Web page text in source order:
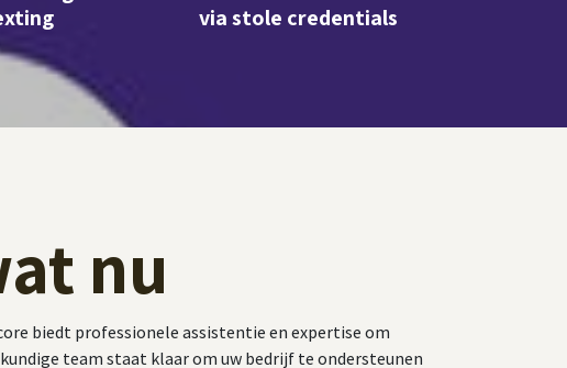
via stole credentials
nu
biedt professionele assistentie en expertise om
team staat klaar om uw bedrijf te ondersteunen